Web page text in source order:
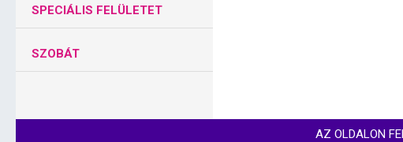
SPECIÁLIS FELÜLETET
SZOBÁT
AZ OLDALON